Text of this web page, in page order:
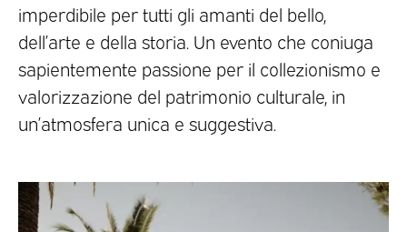
imperdibile per tutti gli amanti del bello,
dell’arte e della storia. Un evento che coniuga
sapientemente passione per il collezionismo e
valorizzazione del patrimonio culturale, in
un’atmosfera unica e suggestiva.